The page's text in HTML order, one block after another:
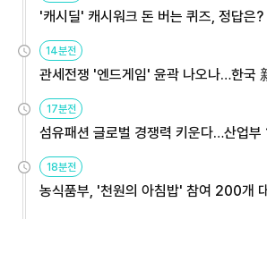
'캐시딜' 캐시워크 돈 버는 퀴즈, 정답은?
14분전
관세전쟁 '엔드게임' 윤곽 나오나…한국
용해야
17분전
섬유패션 글로벌 경쟁력 키운다…산업
원
18분전
농식품부, '천원의 아침밥' 참여 200개